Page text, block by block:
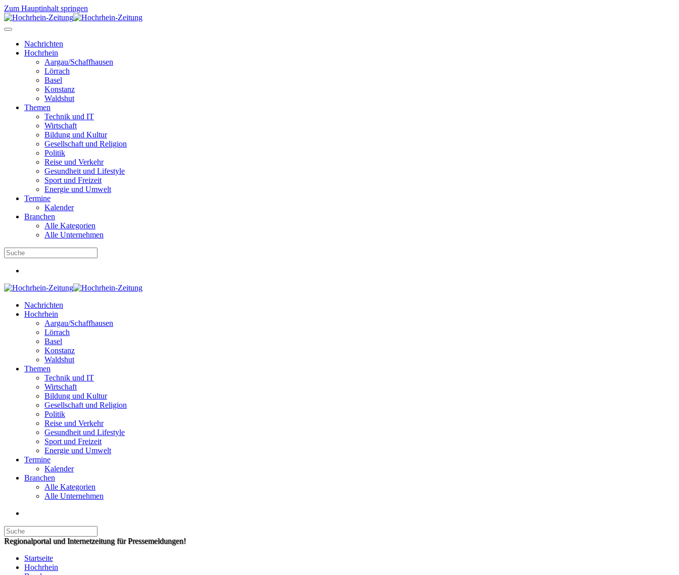
Zum Hauptinhalt springen
Nachrichten
Hochrhein
Aargau/Schaffhausen
Lörrach
Basel
Konstanz
Waldshut
Themen
Technik und IT
Wirtschaft
Bildung und Kultur
Gesellschaft und Religion
Politik
Reise und Verkehr
Gesundheit und Lifestyle
Sport und Freizeit
Energie und Umwelt
Termine
Kalender
Branchen
Alle Kategorien
Alle Unternehmen
Nachrichten
Hochrhein
Aargau/Schaffhausen
Lörrach
Basel
Konstanz
Waldshut
Themen
Technik und IT
Wirtschaft
Bildung und Kultur
Gesellschaft und Religion
Politik
Reise und Verkehr
Gesundheit und Lifestyle
Sport und Freizeit
Energie und Umwelt
Termine
Kalender
Branchen
Alle Kategorien
Alle Unternehmen
Regionalportal und Internetzeitung für Pressemeldungen!
Startseite
Hochrhein